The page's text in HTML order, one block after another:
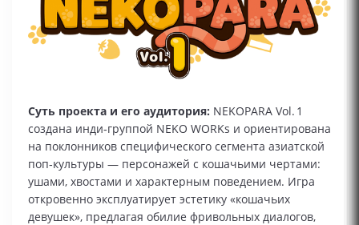
Суть проекта и его аудитория: NEKOPARA Vol. 1
создана инди‑группой NEKO WORKs и ориентирована
на поклонников специфического сегмента азиатской
поп‑культуры — персонажей с кошачьими чертами:
ушами, хвостами и характерным поведением. Игра
откровенно эксплуатирует эстетику «кошачьих
девушек», предлагая обилие фривольных диалогов,